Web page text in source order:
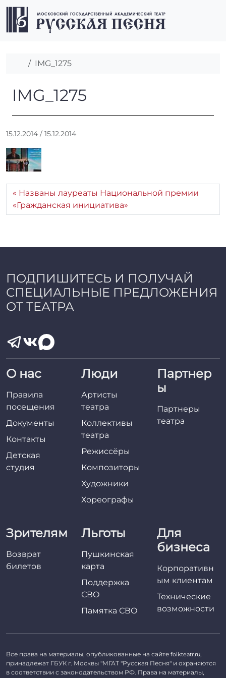
Перейти к содержимому
Перейти к футеру
Главная
IMG_1275
IMG_1275
IMG_1275
15.12.2014 / 15.12.2014
:
r
r
_
m
Названы лауреаты Национальной премии
«Гражданская инициатива»
ПОДПИШИТЕСЬ И ПОЛУЧАЙ
СПЕЦИАЛЬНЫЕ ПРЕДЛОЖЕНИЯ
ОТ ТЕАТРА
О нас
Правила
посещения
Документы
Контакты
Детская
студия
Люди
Артисты
театра
Коллективы
театра
Режиссёры
Композиторы
Художники
Хореографы
Партнер
ы
Партнеры
театра
Зрителям
Возврат
билетов
Льготы
Пушкинская
карта
Поддержка
СВО
Памятка СВО
Для
бизнеса
Корпоративн
ым клиентам
Технические
возможности
Все права на материалы, опубликованные на сайте folkteatr.ru,
принадлежат ГБУК г. Москвы "МГАТ "Русская Песня" и охраняются
в соответствии с законодательством РФ. Права на материалы,